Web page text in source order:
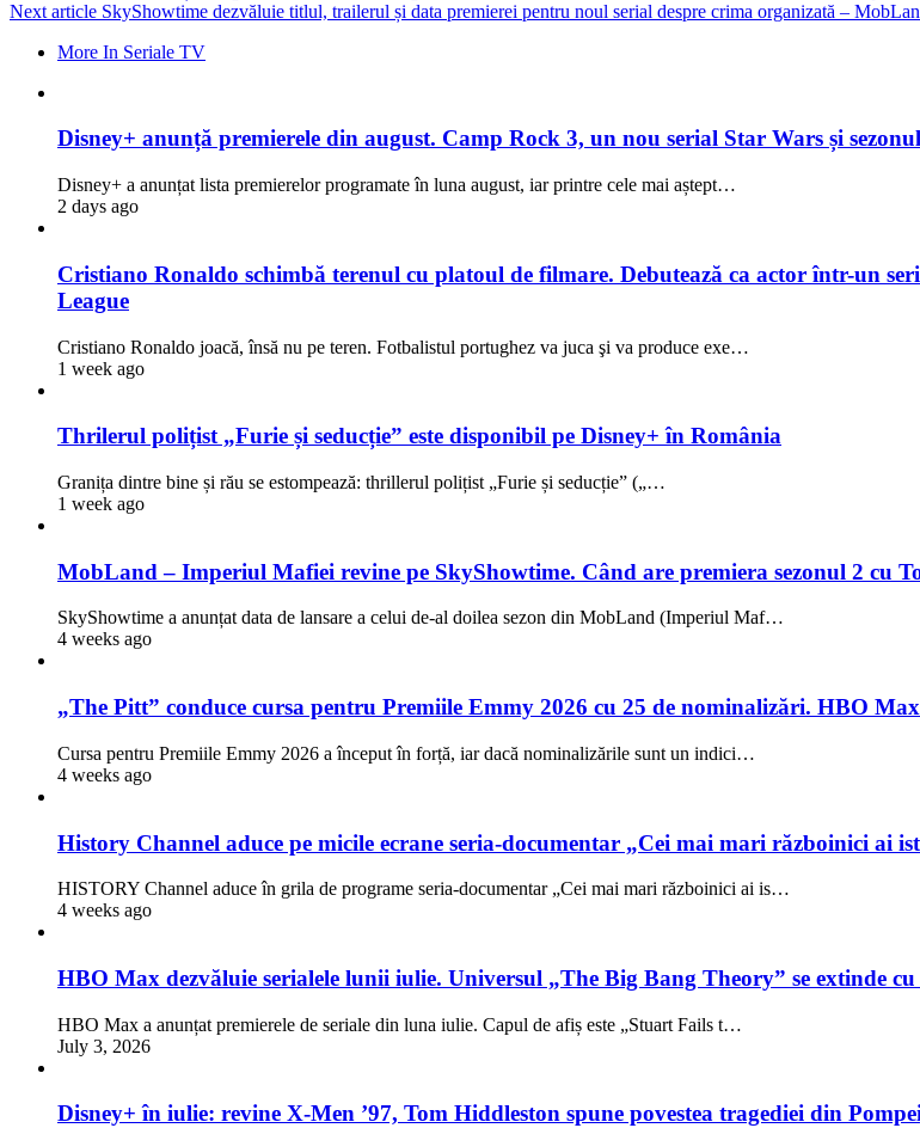
Next article SkyShowtime dezvăluie titlul, trailerul și data premierei pentru noul serial despre crima organizată –
More In Seriale TV
Disney+ anunță premierele din august. Camp Rock 3, un nou serial Star Wars și
Disney+ a anunțat lista premierelor programate în luna august, iar printre cele mai aștept…
2 days ago
Cristiano Ronaldo schimbă terenul cu platoul de filmare. Debutează ca actor într-un
League
Cristiano Ronaldo joacă, însă nu pe teren. Fotbalistul portughez va juca şi va produce exe…
1 week ago
Thrilerul polițist „Furie și seducție” este disponibil pe Disney+ în România
Granița dintre bine și rău se estompează: thrillerul polițist „Furie și seducție” („…
1 week ago
MobLand – Imperiul Mafiei revine pe SkyShowtime. Când are premiera sezonul 2 cu
SkyShowtime a anunțat data de lansare a celui de-al doilea sezon din MobLand (Imperiul Maf…
4 weeks ago
„The Pitt” conduce cursa pentru Premiile Emmy 2026 cu 25 de nominalizări. HBO
Cursa pentru Premiile Emmy 2026 a început în forță, iar dacă nominalizările sunt un indici…
4 weeks ago
History Channel aduce pe micile ecrane seria-documentar „Cei mai mari războinici ai
HISTORY Channel aduce în grila de programe seria-documentar „Cei mai mari războinici ai is…
4 weeks ago
HBO Max dezvăluie serialele lunii iulie. Universul „The Big Bang Theory” se extinde
HBO Max a anunțat premierele de seriale din luna iulie. Capul de afiș este „Stuart Fails t…
July 3, 2026
Disney+ în iulie: revine X-Men ’97, Tom Hiddleston spune povestea tragediei din